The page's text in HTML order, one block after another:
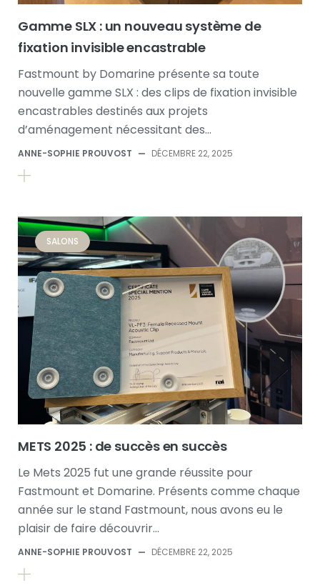
Gamme SLX : un nouveau système de
fixation invisible encastrable
Fastmount by Domarine présente sa toute
nouvelle gamme SLX : des clips de fixation invisible
encastrables destinés aux projets
d’aménagement nécessitant des…
ANNE-SOPHIE PROUVOST — DÉCEMBRE 22, 2025
SALONS
METS 2025 : de succès en succès
Le Mets 2025 fut une grande réussite pour
Fastmount et Domarine. Présents comme chaque
année sur le stand Fastmount, nous avons eu le
plaisir de faire découvrir…
ANNE-SOPHIE PROUVOST — DÉCEMBRE 22, 2025